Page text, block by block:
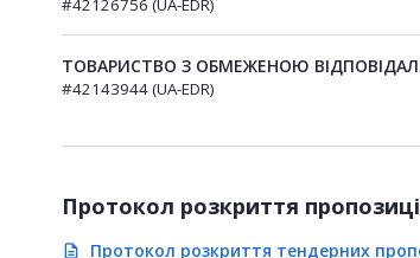
#42126756 (UA-EDR)
ТОВАРИСТВО З ОБМЕЖЕНОЮ
#42143944 (UA-EDR)
Протокол розкриття
description Протокол розкриття тендерних